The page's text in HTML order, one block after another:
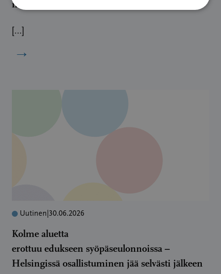
nikotiinituotteiden sääntelyyn
[…]
→
Uutinen 30.06.2026
Kolme aluetta
erottuu edukseen syöpäseulonnoissa –
Helsingissä osallistuminen jää selvästi jälkeen